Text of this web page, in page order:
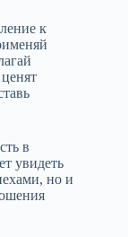
к
в
увидеть
но и